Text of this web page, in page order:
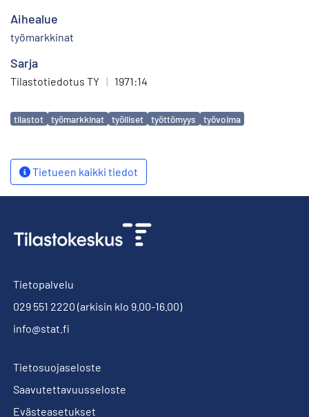
Aihealue
työmarkkinat
Sarja
Tilastotiedotus TY | 1971:14
Avainsanat
tilastot työmarkkinat työlliset työttömyys työvoima
Tietueen kaikki tiedot
Tietopalvelu
029 551 2220 (arkisin klo 9.00-16.00)
info@stat.fi
Tietosuojaseloste
Saavutettavuusseloste
Evästeasetukset